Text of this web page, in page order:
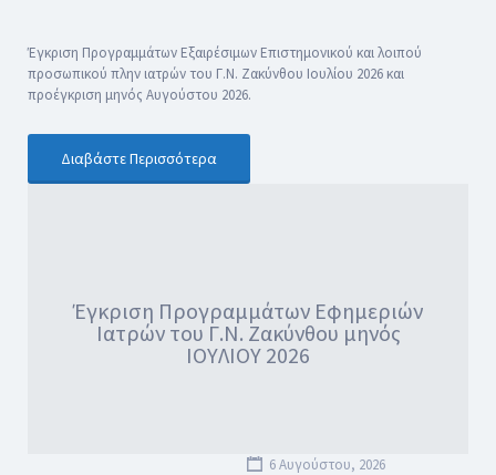
Έγκριση Προγραμμάτων Εξαιρέσιμων Επιστημονικού και λοιπού
προσωπικού πλην ιατρών του Γ.Ν. Ζακύνθου Ιουλίου 2026 και
προέγκριση μηνός Αυγούστου 2026.
Διαβάστε Περισσότερα
Έγκριση Προγραμμάτων Εφημεριών
Ιατρών του Γ.Ν. Ζακύνθου μηνός
ΙΟΥΛΙΟΥ 2026
6 Αυγούστου, 2026